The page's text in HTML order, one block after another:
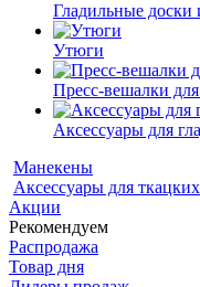
Гладильные доски
Утюги
Пресс-вешалки
Аксессуары для
Манекены
Аксессуары для
Акции
Рекомендуем
Распродажа
Товар дня